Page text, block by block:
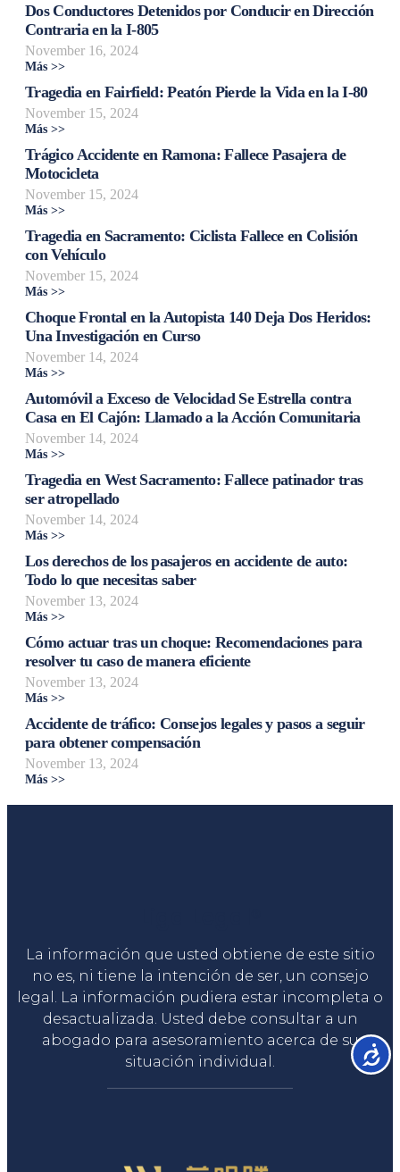
Dos Conductores Detenidos por Conducir en Dirección
Contraria en la I-805
November 16, 2024
Más >>
Tragedia en Fairfield: Peatón Pierde la Vida en la I-80
November 15, 2024
Más >>
Trágico Accidente en Ramona: Fallece Pasajera de
Motocicleta
November 15, 2024
Más >>
Tragedia en Sacramento: Ciclista Fallece en Colisión
con Vehículo
November 15, 2024
Más >>
Choque Frontal en la Autopista 140 Deja Dos Heridos:
Una Investigación en Curso
November 14, 2024
Más >>
Automóvil a Exceso de Velocidad Se Estrella contra
Casa en El Cajón: Llamado a la Acción Comunitaria
November 14, 2024
Más >>
Tragedia en West Sacramento: Fallece patinador tras
ser atropellado
November 14, 2024
Más >>
Los derechos de los pasajeros en accidente de auto:
Todo lo que necesitas saber
November 13, 2024
Más >>
Cómo actuar tras un choque: Recomendaciones para
resolver tu caso de manera eficiente
November 13, 2024
Más >>
Accidente de tráfico: Consejos legales y pasos a seguir
para obtener compensación
November 13, 2024
Más >>
La información que usted obtiene de este sitio
no es, ni tiene la intención de ser, un consejo
legal. La información pudiera estar incompleta o
desactualizada. Usted debe consultar a un
abogado para asesoramiento acerca de su
situación individual.